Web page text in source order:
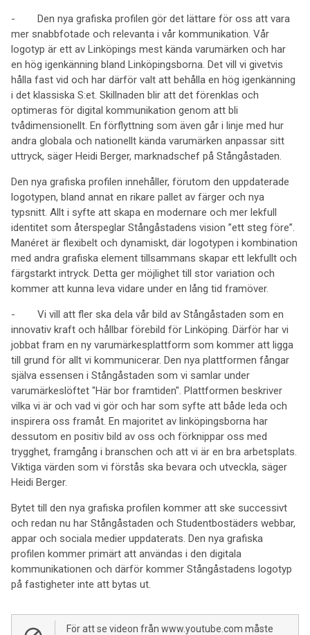
- Den nya grafiska profilen gör det lättare för oss att vara
mer snabbfotade och relevanta i vår kommunikation. Vår
logotyp är ett av Linköpings mest kända varumärken och har
en hög igenkänning bland Linköpingsborna. Det vill vi givetvis
hålla fast vid och har därför valt att behålla en hög igenkänning
i det klassiska S:et. Skillnaden blir att det förenklas och
optimeras för digital kommunikation genom att bli
tvådimensionellt. En förflyttning som även går i linje med hur
andra globala och nationellt kända varumärken anpassar sitt
uttryck, säger Heidi Berger, marknadschef på Stångåstaden.
Den nya grafiska profilen innehåller, förutom den uppdaterade
logotypen, bland annat en rikare pallet av färger och nya
typsnitt. Allt i syfte att skapa en modernare och mer lekfull
identitet som återspeglar Stångåstadens vision ”ett steg före”.
Manéret är flexibelt och dynamiskt, där logotypen i kombination
med andra grafiska element tillsammans skapar ett lekfullt och
färgstarkt intryck. Detta ger möjlighet till stor variation och
kommer att kunna leva vidare under en lång tid framöver.
- Vi vill att fler ska dela vår bild av Stångåstaden som en
innovativ kraft och hållbar förebild för Linköping. Därför har vi
jobbat fram en ny varumärkesplattform som kommer att ligga
till grund för allt vi kommunicerar. Den nya plattformen fångar
själva essensen i Stångåstaden som vi samlar under
varumärkeslöftet "Här bor framtiden". Plattformen beskriver
vilka vi är och vad vi gör och har som syfte att både leda och
inspirera oss framåt. En majoritet av linköpingsborna har
dessutom en positiv bild av oss och förknippar oss med
trygghet, framgång i branschen och att vi är en bra arbetsplats.
Viktiga värden som vi förstås ska bevara och utveckla, säger
Heidi Berger.
Bytet till den nya grafiska profilen kommer att ske successivt
och redan nu har Stångåstaden och Studentbostäders webbar,
appar och sociala medier uppdaterats. Den nya grafiska
profilen kommer primärt att användas i den digitala
kommunikationen och därför kommer Stångåstadens logotyp
på fastigheter inte att bytas ut.
För att se videon från www.youtube.com måste